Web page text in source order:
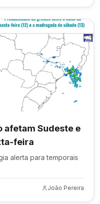
afetam Sudeste e
feira
alerta para temporais
João Pereira